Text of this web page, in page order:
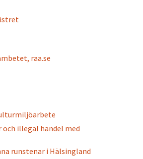
raa.se
och illegal handel med
runstenar i Hälsingland